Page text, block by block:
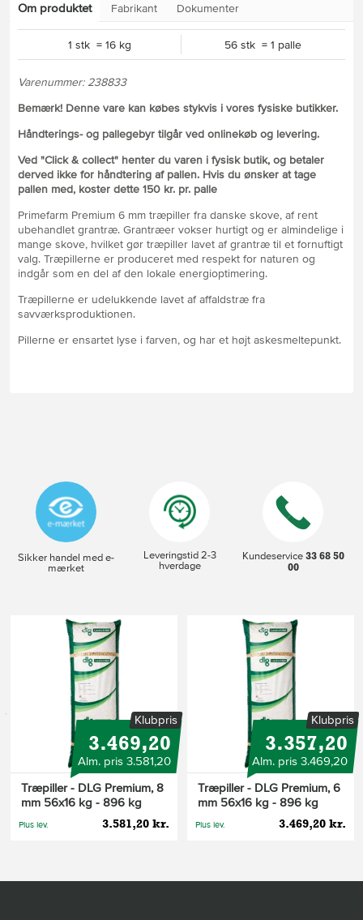
Om produktet Fabrikant Dokumenter
1 stk = 16 kg 56 stk = 1 palle
Varenummer: 238833
Bemærk! Denne vare kan købes stykvis i vores fysiske butikker.
Håndterings- og pallegebyr tilgår ved onlinekøb og levering.
Ved "Click & collect" henter du varen i fysisk butik, og betaler
derved ikke for håndtering af pallen. Hvis du ønsker at tage
pallen med, koster dette 150 kr. pr. palle
Primefarm Premium 6 mm træpiller fra danske skove, af rent
ubehandlet grantræ. Grantræer vokser hurtigt og er almindelige i
mange skove, hvilket gør træpiller lavet af grantræ til et fornuftigt
valg. Træpillerne er produceret med respekt for naturen og
indgår som en del af den lokale energioptimering.
Træpillerne er udelukkende lavet af affaldstræ fra
savværksproduktionen.
Pillerne er ensartet lyse i farven, og har et højt askesmeltepunkt.
Sikker handel med e-
mærket
Leveringstid 2-3
hverdage
Kundeservice33 68 50
00
Klubpris
3.469,20
Alm. pris 3.581,20
Træpiller - DLG Premium, 8
mm 56x16 kg - 896 kg
3.581,20 kr.
Plus lev.
Klubpris
3.357,20
Alm. pris 3.469,20
Træpiller - DLG Premium, 6
mm 56x16 kg - 896 kg
3.469,20 kr.
Plus lev.